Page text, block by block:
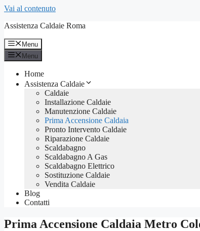
Vai al contenuto
Assistenza Caldaie Roma
Menu
Menu
Home
Assistenza Caldaie
Caldaie
Installazione Caldaie
Manutenzione Caldaie
Prima Accensione Caldaia
Pronto Intervento Caldaie
Riparazione Caldaie
Scaldabagno
Scaldabagno A Gas
Scaldabagno Elettrico
Sostituzione Caldaie
Vendita Caldaie
Blog
Contatti
Prima Accensione Caldaia Metro